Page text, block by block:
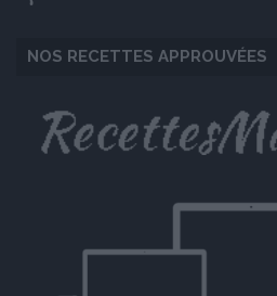
NOS RECETTES APPROUVÉES